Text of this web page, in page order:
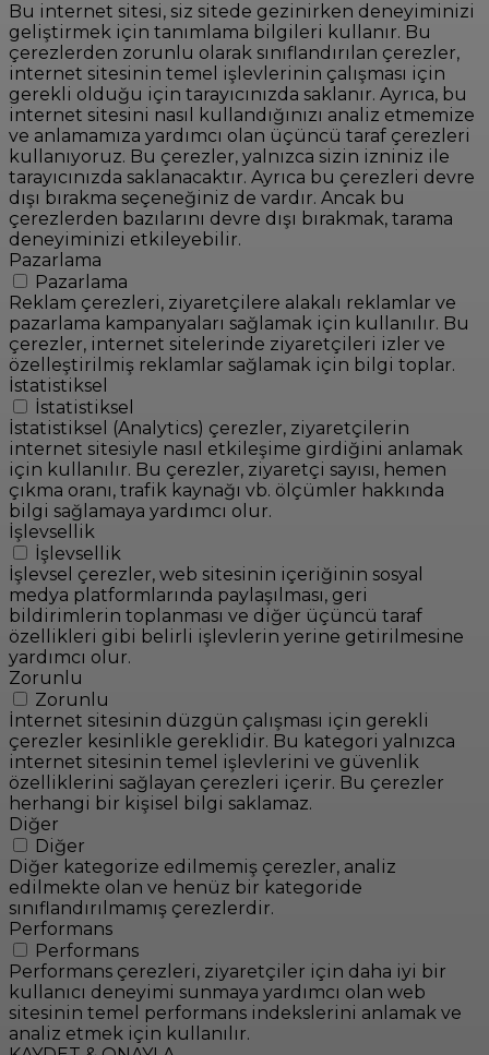
Bu internet sitesi, siz sitede gezinirken deneyiminizi
geliştirmek için tanımlama bilgileri kullanır. Bu
çerezlerden zorunlu olarak sınıflandırılan çerezler,
internet sitesinin temel işlevlerinin çalışması için
gerekli olduğu için tarayıcınızda saklanır. Ayrıca, bu
internet sitesini nasıl kullandığınızı analiz etmemize
ve anlamamıza yardımcı olan üçüncü taraf çerezleri
kullanıyoruz. Bu çerezler, yalnızca sizin izniniz ile
tarayıcınızda saklanacaktır. Ayrıca bu çerezleri devre
dışı bırakma seçeneğiniz de vardır. Ancak bu
çerezlerden bazılarını devre dışı bırakmak, tarama
deneyiminizi etkileyebilir.
Pazarlama
Pazarlama
Reklam çerezleri, ziyaretçilere alakalı reklamlar ve
pazarlama kampanyaları sağlamak için kullanılır. Bu
çerezler, internet sitelerinde ziyaretçileri izler ve
özelleştirilmiş reklamlar sağlamak için bilgi toplar.
İstatistiksel
İstatistiksel
İstatistiksel (Analytics) çerezler, ziyaretçilerin
internet sitesiyle nasıl etkileşime girdiğini anlamak
için kullanılır. Bu çerezler, ziyaretçi sayısı, hemen
çıkma oranı, trafik kaynağı vb. ölçümler hakkında
bilgi sağlamaya yardımcı olur.
İşlevsellik
İşlevsellik
İşlevsel çerezler, web sitesinin içeriğinin sosyal
medya platformlarında paylaşılması, geri
bildirimlerin toplanması ve diğer üçüncü taraf
özellikleri gibi belirli işlevlerin yerine getirilmesine
yardımcı olur.
Zorunlu
Zorunlu
İnternet sitesinin düzgün çalışması için gerekli
çerezler kesinlikle gereklidir. Bu kategori yalnızca
internet sitesinin temel işlevlerini ve güvenlik
özelliklerini sağlayan çerezleri içerir. Bu çerezler
herhangi bir kişisel bilgi saklamaz.
Diğer
Diğer
Diğer kategorize edilmemiş çerezler, analiz
edilmekte olan ve henüz bir kategoride
sınıflandırılmamış çerezlerdir.
Performans
Performans
Performans çerezleri, ziyaretçiler için daha iyi bir
kullanıcı deneyimi sunmaya yardımcı olan web
sitesinin temel performans indekslerini anlamak ve
analiz etmek için kullanılır.